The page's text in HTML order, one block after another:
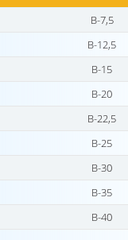
В-7,5
В-12,5
В-15
В-20
В-22,5
В-25
В-30
В-35
В-40